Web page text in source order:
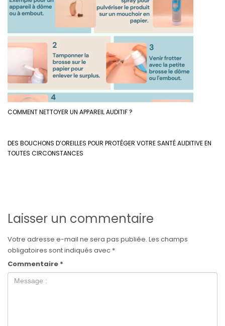
COMMENT NETTOYER UN APPAREIL AUDITIF ?
DES BOUCHONS D’OREILLES POUR PROTÉGER VOTRE SANTÉ AUDITIVE EN
TOUTES CIRCONSTANCES
Laisser un commentaire
Votre adresse e-mail ne sera pas publiée. Les champs
obligatoires sont indiqués avec *
Commentaire *